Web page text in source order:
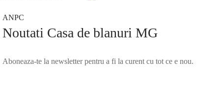
ANPC
Noutati Casa de blanuri MG
Aboneaza-te la newsletter pentru a fi la curent cu tot ce e nou.